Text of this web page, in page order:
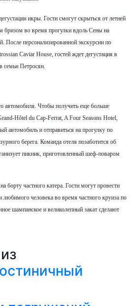
икры. Гости смогут скрыться от летней
бризом во время прогулки вдоль Сены на
После персонализированной экскурсии по
Caviar House, гостей ждет дегустация в
семьи Петросян.
Чтобы получить еще больше
Hôtel du Cap-Ferrat, A Four Seasons Hotel,
автомобиль и отправиться на прогулку по
берега. Команда отеля позаботится об
пикник, приготовленный шеф-поваром
частного катера. Гости могут провести
любимого человека во время частного круиза по
шампанское и великолепный закат сделают